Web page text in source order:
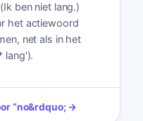
ben niet lang.)
het actiewoord
net als in het
lang').
“no&rdquo; →